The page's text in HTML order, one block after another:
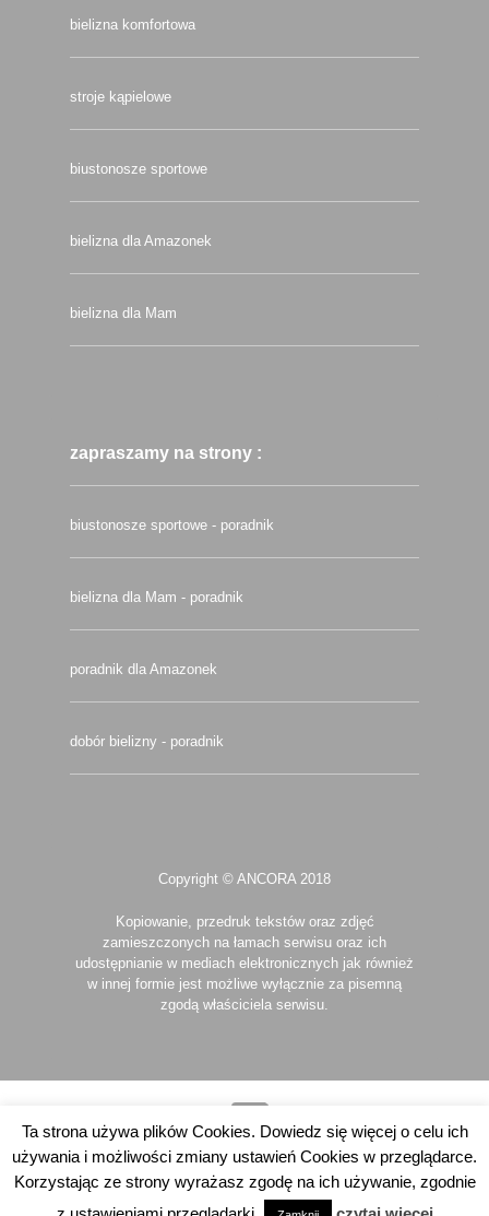
bielizna komfortowa
stroje kąpielowe
biustonosze sportowe
bielizna dla Amazonek
bielizna dla Mam
zapraszamy na strony :
biustonosze sportowe - poradnik
bielizna dla Mam - poradnik
poradnik dla Amazonek
dobór bielizny - poradnik
Copyright © ANCORA 2018
Kopiowanie, przedruk tekstów oraz zdjęć
zamieszczonych na łamach serwisu oraz ich
udostępnianie w mediach elektronicznych jak również
w innej formie jest możliwe wyłącznie za pisemną
zgodą właściciela serwisu.
Copyright © 2026ANITA-unikalna bielizna damska . All Rights
Reserved.
Theme: Catch Flames Pro
Ta strona używa plików Cookies. Dowiedz się więcej o celu ich
używania i możliwości zmiany ustawień Cookies w przeglądarce.
Korzystając ze strony wyrażasz zgodę na ich używanie, zgodnie